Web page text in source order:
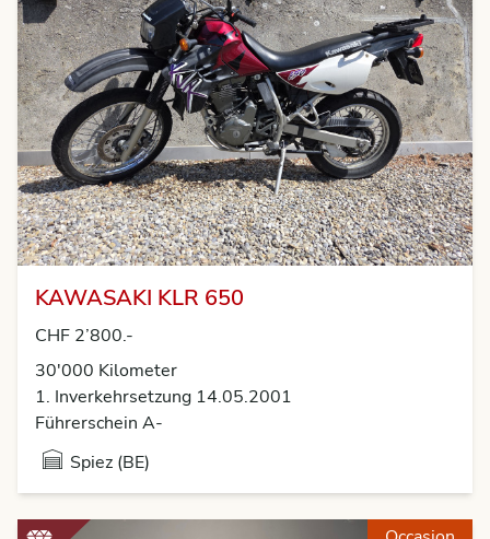
KAWASAKI KLR 650
CHF 2’800.-
30'000 Kilometer
1. Inverkehrsetzung 14.05.2001
Führerschein A-
Spiez (BE)